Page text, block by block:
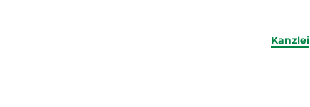
Kanzlei